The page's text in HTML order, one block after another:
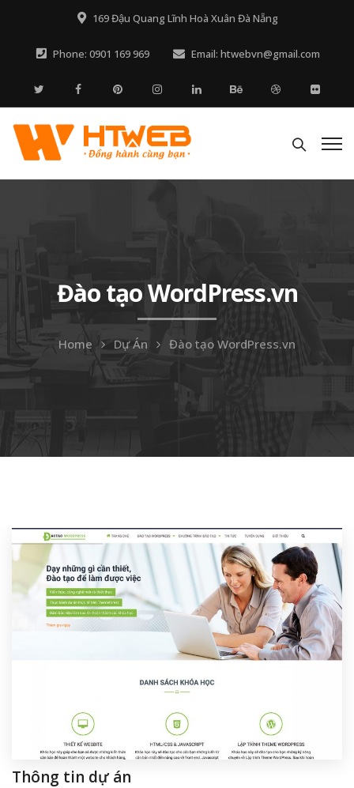
169 Đậu Quang Lĩnh Hoà Xuân Đà Nẵng
Phone: 0901 169 969 Email: htwebvn@gmail.com
Đào tạo WordPress.vn
Home Dự Án Đào tạo WordPress.vn
Thông tin dự án